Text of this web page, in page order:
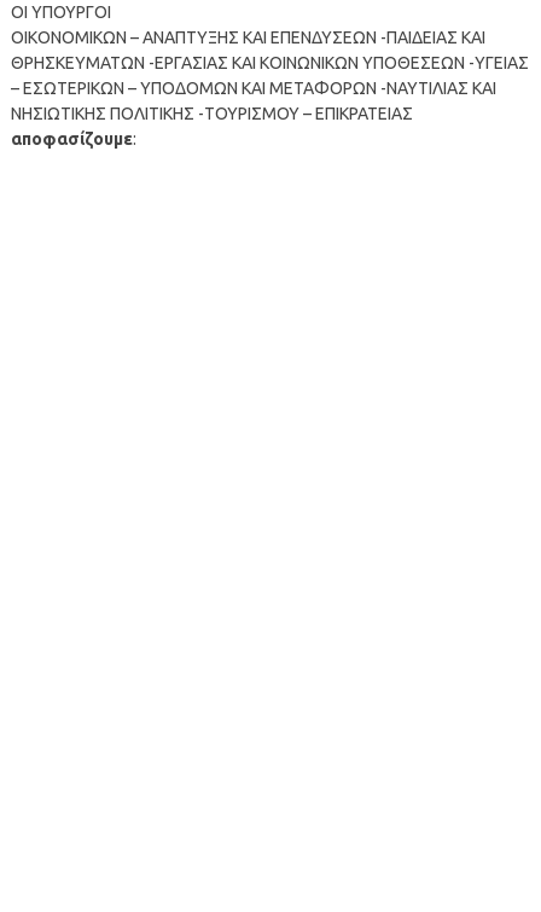
ΟΙ ΥΠΟΥΡΓΟΙ
ΟΙΚΟΝΟΜΙΚΩΝ – ΑΝΑΠΤΥΞΗΣ ΚΑΙ ΕΠΕΝΔΥΣΕΩΝ -ΠΑΙΔΕΙΑΣ ΚΑΙ
ΘΡΗΣΚΕΥΜΑΤΩΝ -ΕΡΓΑΣΙΑΣ ΚΑΙ ΚΟΙΝΩΝΙΚΩΝ ΥΠΟΘΕΣΕΩΝ -ΥΓΕΙΑΣ
– ΕΣΩΤΕΡΙΚΩΝ – ΥΠΟΔΟΜΩΝ ΚΑΙ ΜΕΤΑΦΟΡΩΝ -ΝΑΥΤΙΛΙΑΣ ΚΑΙ
ΝΗΣΙΩΤΙΚΗΣ ΠΟΛΙΤΙΚΗΣ -ΤΟΥΡΙΣΜΟΥ – ΕΠΙΚΡΑΤΕΙΑΣ
αποφασίζουμε: